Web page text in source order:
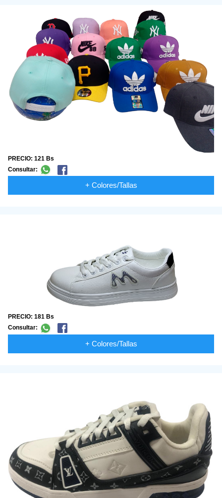
PRECIO: 121 Bs
Consultar:
+ Colores/Tallas
PRECIO: 181 Bs
Consultar:
+ Colores/Tallas